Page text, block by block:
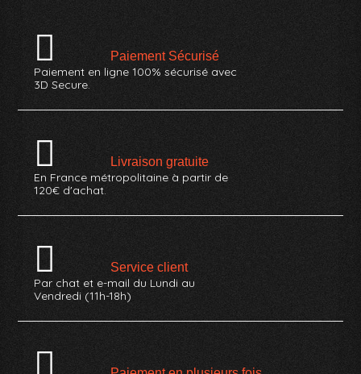
Paiement Sécurisé
Paiement en ligne 100% sécurisé avec
3D Secure.
Livraison gratuite
En France métropolitaine à partir de
120€ d'achat.
Service client
Par chat et e-mail du Lundi au
Vendredi (11h-18h)